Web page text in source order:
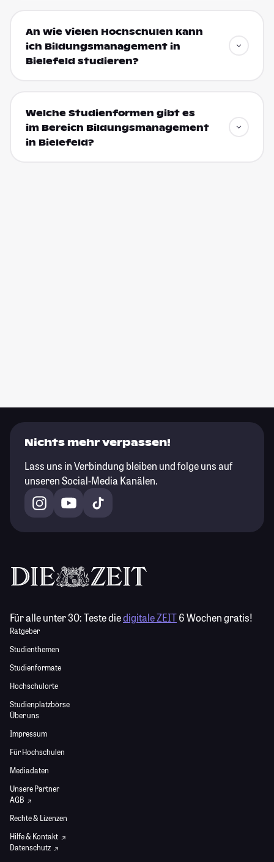
An wie vielen Hochschulen kann
ich Bildungsmanagement in
Bielefeld studieren?
Welche Studienformen gibt es
im Bereich Bildungsmanagement
in Bielefeld?
Nichts mehr verpassen!
Lass uns in Verbindung bleiben und folge uns auf
unseren Social-Media Kanälen.
Für alle unter 30:Teste diedigitale ZEIT6 Wochen gratis!
Ratgeber
Studienthemen
Studienformate
Hochschulorte
Studienplatzbörse
Über uns
Impressum
Für Hochschulen
Mediadaten
Unsere Partner
AGB
Rechte & Lizenzen
Hilfe & Kontakt
Datenschutz